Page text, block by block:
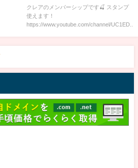
でもない忘れ物？ミステリーす
ぎる事件が起きてしまう
クレアのメンバーシップです🍒 スタンプ
使えます！
https://www.youtube.com/channel/UC1ED...